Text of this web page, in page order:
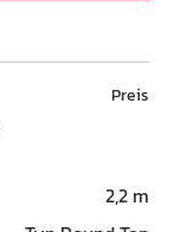
Preis
2,2 m